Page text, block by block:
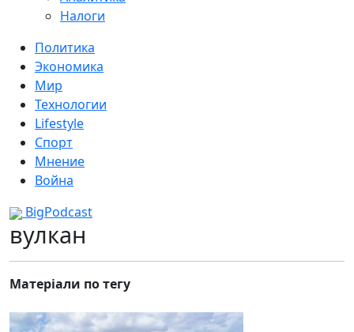
Налоги
Политика
Экономика
Мир
Технологии
Lifestyle
Спорт
Мнение
Война
BigPodcast
вулкан
Матеріали по тегу